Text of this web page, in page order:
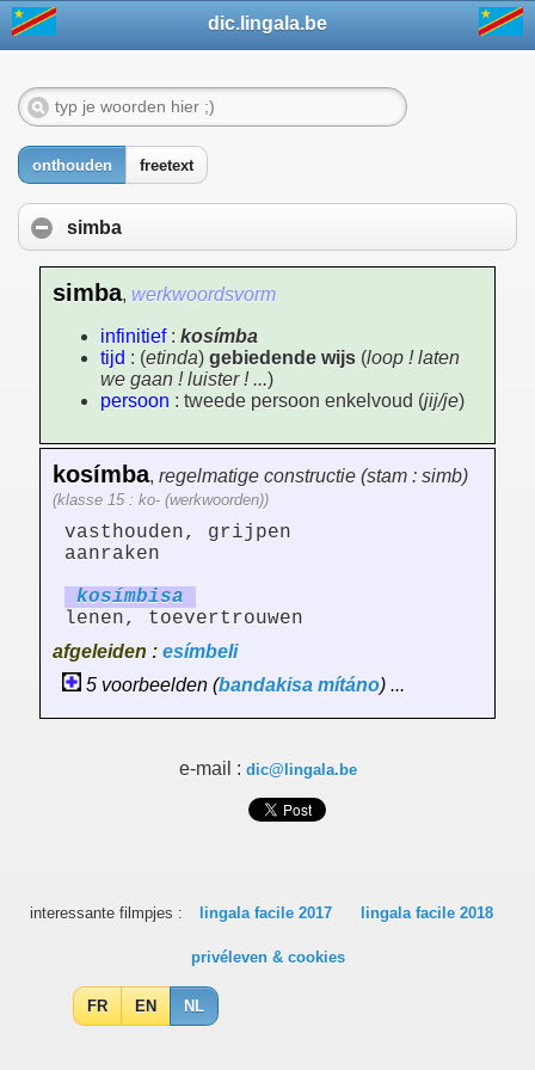
dic.lingala.be
onthouden freetext
simba
simba, werkwoordsvorm
infinitief: kosímba
tijd : (etinda) gebiedende wijs (loop ! laten
we gaan ! luister ! ...)
persoon : tweede persoon enkelvoud (jij/je)
kosímba, regelmatige constructie (stam : simb)
(klasse 15 : ko- (werkwoorden))
vasthouden, grijpen
aanraken
kosímbisa
lenen, toevertrouwen
afgeleiden : esímbeli
5 voorbeelden (bandakisa mítáno) ...
e-mail : dic@lingala.be
interessante filmpjes : lingala facile 2017 lingala facile 2018
privéleven & cookies
FR EN NL